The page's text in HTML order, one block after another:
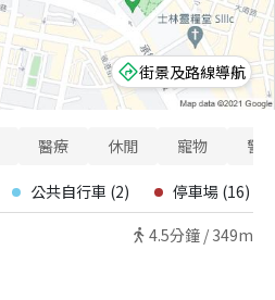
街景及路線導航
醫療 休閒 寵物 警
公共自行車 (2) 停車場 (16)
4.5分鐘 / 349m